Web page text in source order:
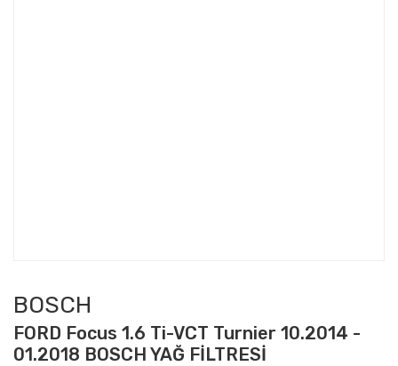
BOSCH
FORD Focus 1.6 Ti-VCT Turnier 10.2014 -
01.2018 BOSCH YAĞ FİLTRESİ